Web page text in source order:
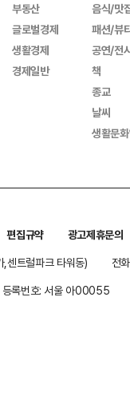
부동산
글로벌경제
생활경제
경제일반
음식/맛
패션/뷰
공연/전
책
종교
날씨
생활문
편집규약
광고제휴문의
센트럴파크 타워동)
전
등록번호: 서울 아00055